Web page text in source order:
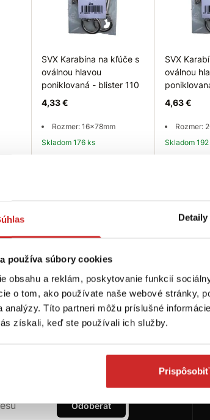
Detaily
používa súbory cookies
obsahu a reklám, poskytovanie funkcií
o tom, ako používate naše webové stránky,
analýzy. Títo partneri môžu príslušné
získali, keď ste používali ich služby.
Prispôsobiť
SVX Karabína na kľúče s
oválnou hlavou
poniklovaná - blister 110
4,33 €
Rozmer: 16x78mm
Skladom 176 ks
SVX
oválnou
4,63 €
Rozmer:
Skladom
Zaregistrujte sa
Odoberať